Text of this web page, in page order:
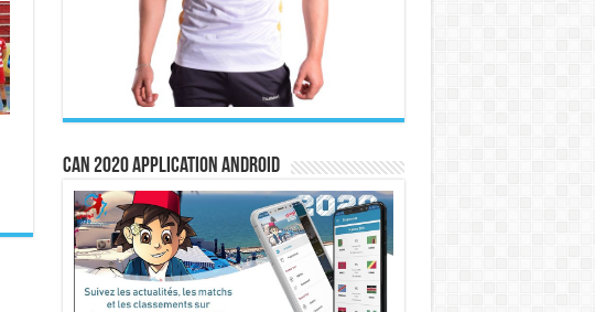
CAN 2020 Application Android